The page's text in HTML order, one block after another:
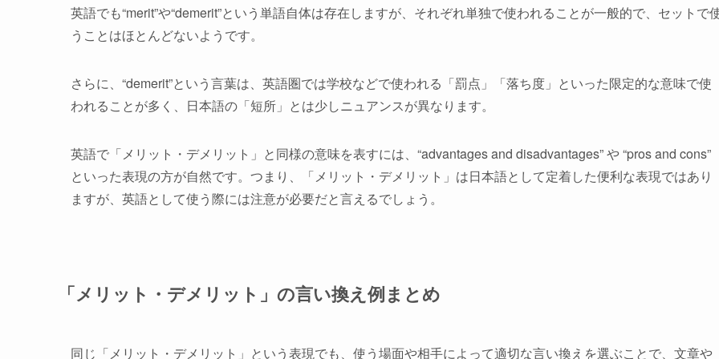
英語でも“merit”や“demerit”という単語自体は存在しますが、それぞれ単独で使われることが一般的で、セットで
うことはほとんどないようです。
さらに、“demerit”という言葉は、英語圏では学校などで使われる「罰点」「落ち度」といった限定的な意味で使
われることが多く、日本語の「短所」とは少しニュアンスが異なります。
英語で「メリット・デメリット」と同様の意味を表すには、“advantages and disadvantages” や “pros and cons”
といった表現の方が自然です。つまり、「メリット・デメリット」は日本語として定着した便利な表現ではあり
ますが、英語として使う際には注意が必要だと言えるでしょう。
「メリット・デメリット」の言い換え例まとめ
同じ「メリット・デメリット」という表現でも、使う場面や相手によって適切な言い換えを選ぶことで、文章や